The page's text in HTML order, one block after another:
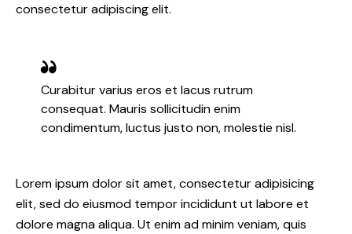
consectetur adipiscing elit.
Curabitur varius eros et lacus rutrum
consequat. Mauris sollicitudin enim
condimentum, luctus justo non, molestie nisl.
Lorem ipsum dolor sit amet, consectetur adipisicing
elit, sed do eiusmod tempor incididunt ut labore et
dolore magna aliqua. Ut enim ad minim veniam, quis